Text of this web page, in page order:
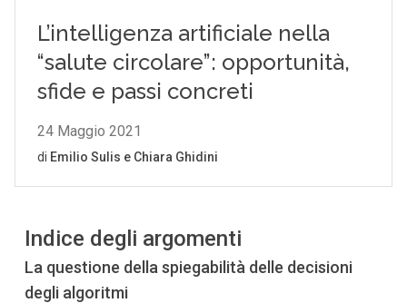
Indice degli argomenti
La questione della spiegabilità delle decisioni
degli algoritmi